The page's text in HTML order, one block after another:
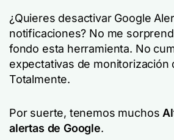
¿Quieres desactivar Google
notificaciones? No me
fondo esta herramienta. No
expectativas de monitorización
Totalmente.
Por suerte, tenemos muchos
alertas de Google.